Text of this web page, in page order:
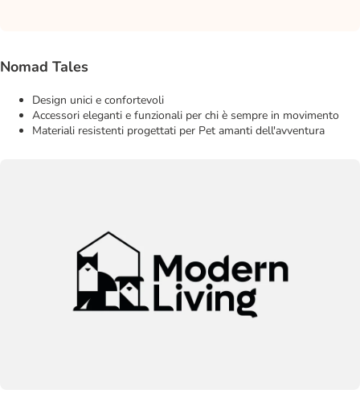
Nomad Tales
Design unici e confortevoli
Accessori eleganti e funzionali per chi è sempre in movimento
Materiali resistenti progettati per Pet amanti dell'avventura